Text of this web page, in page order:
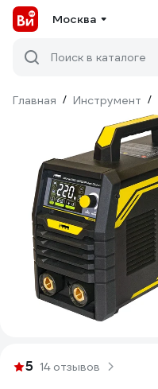
Москва
Поиск в каталоге
Главная / Инструмент /
5 14 отзывов